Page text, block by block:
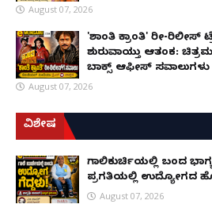
August 07, 2026
'ಶಾಂತಿ ಕ್ರಾಂತಿ' ರೀ-
ಶುರುವಾಯ್ತು ಆತಂಕ:
ಬಾಕ್ಸ್ ಆಫೀಸ್
August 07, 2026
ವಿಶೇಷ
ಗಾಲಿಕುರ್ಚಿಯಲ್ಲಿ ಬಂದ
ಪ್ರಗತಿಯಲ್ಲಿ ಉದ್ಯೋಗದ
August 07, 2026